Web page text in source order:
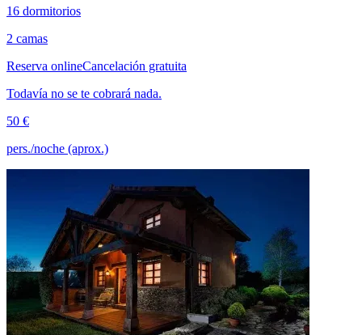
16 dormitorios
2 camas
Reserva onlineCancelación gratuita
Todavía no se te cobrará nada.
50 €
pers./noche (aprox.)